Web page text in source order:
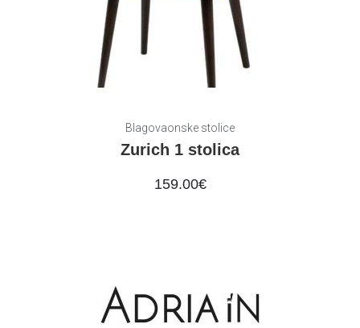
Blagovaonske stolice
Zurich 1 stolica
159.00€